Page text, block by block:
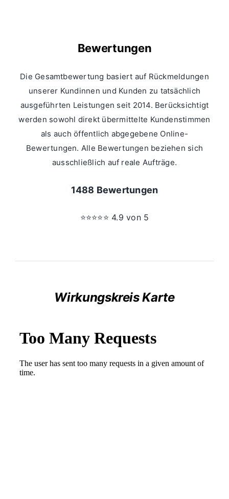
Bewertungen
Die Gesamtbewertung basiert auf Rückmeldungen
unserer Kundinnen und Kunden zu tatsächlich
ausgeführten Leistungen seit 2014. Berücksichtigt
werden sowohl direkt übermittelte Kundenstimmen
als auch öffentlich abgegebene Online-
Bewertungen. Alle Bewertungen beziehen sich
ausschließlich auf reale Aufträge.
1488 Bewertungen
⭐⭐⭐⭐⭐ 4.9 von 5
Wirkungskreis Karte